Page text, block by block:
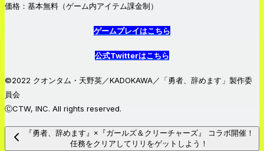
価格：基本無料（ゲーム内アイテム課金制）
ゲームプレイはこちら
公式Twitterはこちら
©2022 クオンタム・天野英／KADOKAWA／「勇者、辞めます」製作委
員会
ⒸCTW, INC. All rights reserved.
『勇者、辞めます』×『ガールズ＆クリーチャーズ』 コラボ開催！
任務をクリアしてリリをゲットしよう！